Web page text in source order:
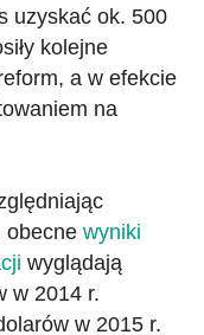
uzyskać ok. 500
kolejne
a w efekcie
na
obecne wyniki
wyglądają
w 2014 r.
w 2015 r.